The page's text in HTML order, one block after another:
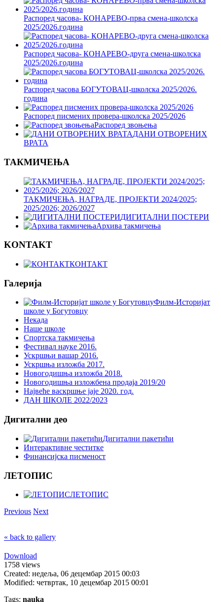
Распоред часова- КОНАРЕВО-прва смена-школска
2025/2026.година
Распоред часова- КОНАРЕВО-друга смена-школска
2025/2026.година
Распоред часова БОГУТОВАЦ-школска 2025/2026.
година
Распоред писмених провера-школска 2025/2026
Распоред звоњења
ДАНИ ОТВОРЕНИХ
ВРАТА
ТАКМИЧЕЊА
ТАКМИЧЕЊА, НАГРАДЕ, ПРОЈЕКТИ 2024/2025;
2025/2026; 2026/2027
ДИГИТАЛНИ ПОСТЕРИ
Архива такмичења
KONTAKT
КОНТАКТ
Галерија
Филм-Историјат
школе у Богутовцу
Некада
Наше школе
Спортска такмичења
Фестивал науке 2016.
Ускршњи вашар 2016.
Ускршња изложба 2017.
Новогодишња изложба 2018.
Новогодишња изложбена продаја 2019/20
Највеће васкршње јаје 2020. год.
ДАН ШКОЛЕ 2022/2023
Дигитални део
Дигитални пакетићи
Интерактивне честитке
Финансијска писменост
ЛЕТОПИС
ЛЕТОПИС
Previous Next
« back to gallery
Download
1758 views
Created: недеља, 06 децембар 2015 00:03
Modified: четвртак, 10 децембар 2015 00:01
Tags: nauka